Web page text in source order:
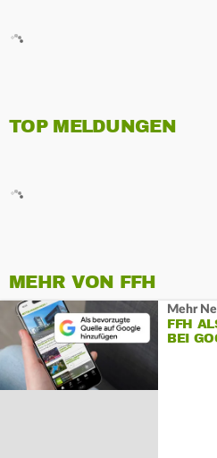
TOP MELDUNGEN
MEHR VON FFH
Mehr
FFH
BEI